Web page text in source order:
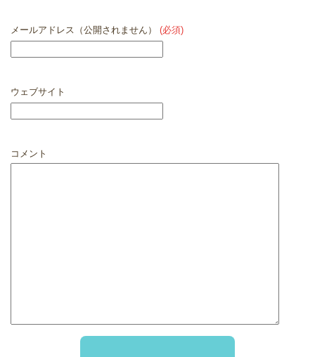
メールアドレス（公開されません） (必須)
ウェブサイト
コメント